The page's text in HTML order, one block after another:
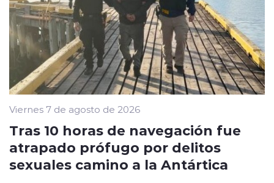
Viernes 7 de agosto de 2026
Tras 10 horas de navegación fue
atrapado prófugo por delitos
sexuales camino a la Antártica